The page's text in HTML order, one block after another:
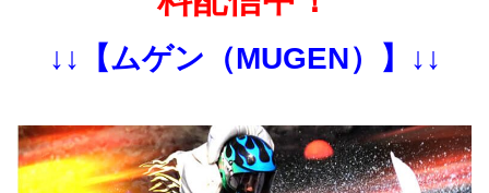
↓↓【ムゲン（MUGEN）】↓↓